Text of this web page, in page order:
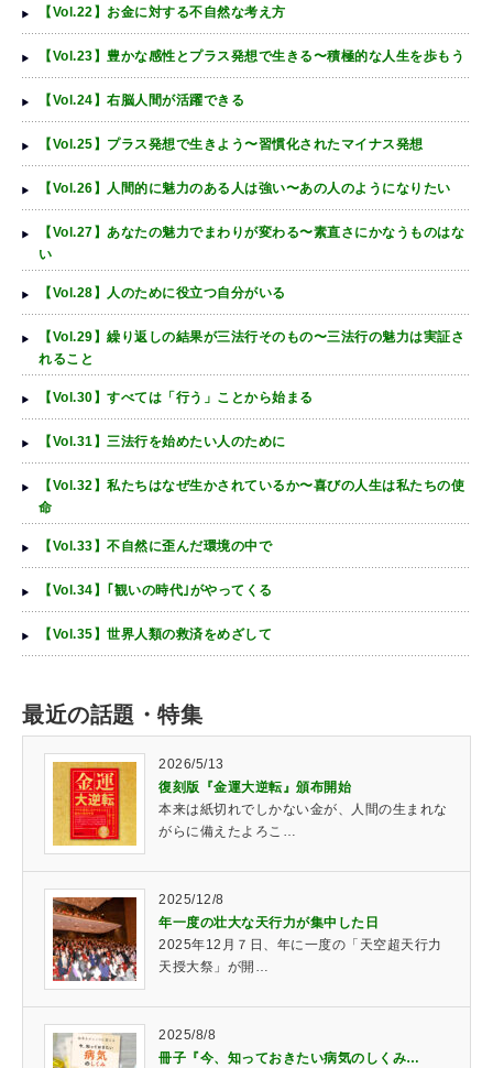
【Vol.22】お金に対する不自然な考え方
【Vol.23】豊かな感性とプラス発想で生きる〜積極的な人生を歩もう
【Vol.24】右脳人間が活躍できる
【Vol.25】プラス発想で生きよう〜習慣化されたマイナス発想
【Vol.26】人間的に魅力のある人は強い〜あの人のようになりたい
【Vol.27】あなたの魅力でまわりが変わる〜素直さにかなうものはな
い
【Vol.28】人のために役立つ自分がいる
【Vol.29】繰り返しの結果が三法行そのもの〜三法行の魅力は実証さ
れること
【Vol.30】すべては「行う」ことから始まる
【Vol.31】三法行を始めたい人のために
【Vol.32】私たちはなぜ生かされているか〜喜びの人生は私たちの使
命
【Vol.33】不自然に歪んだ環境の中で
【Vol.34】｢観いの時代｣がやってくる
【Vol.35】世界人類の救済をめざして
最近の話題・特集
2026/5/13
復刻版『金運大逆転』頒布開始
本来は紙切れでしかない金が、人間の生まれな
がらに備えたよろこ…
2025/12/8
年一度の壮大な天行力が集中した日
2025年12月７日、年に一度の「天空超天行力
天授大祭」が開…
2025/8/8
冊子『今、知っておきたい病気のしくみ…